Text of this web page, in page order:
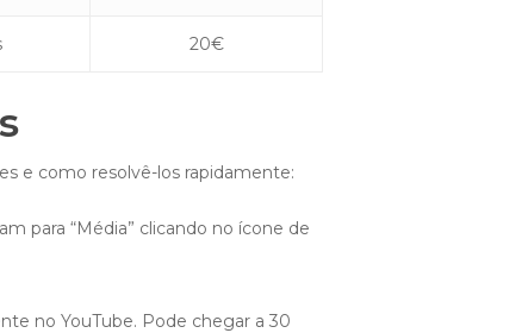
20€
e como resolvê-los rapidamente:
para “Média” clicando no ícone de
no YouTube. Pode chegar a 30